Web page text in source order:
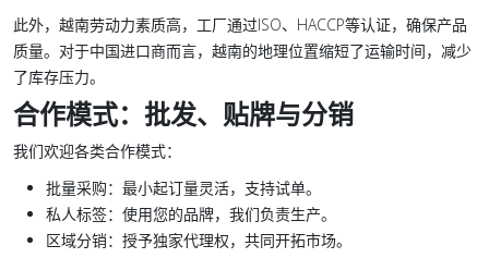
此外，越南劳动力素质高，工厂通过ISO、HACCP等认证，确保产品
质量。对于中国进口商而言，越南的地理位置缩短了运输时间，减少
了库存压力。
合作模式：批发、贴牌与分销
我们欢迎各类合作模式：
批量采购：最小起订量灵活，支持试单。
私人标签：使用您的品牌，我们负责生产。
区域分销：授予独家代理权，共同开拓市场。